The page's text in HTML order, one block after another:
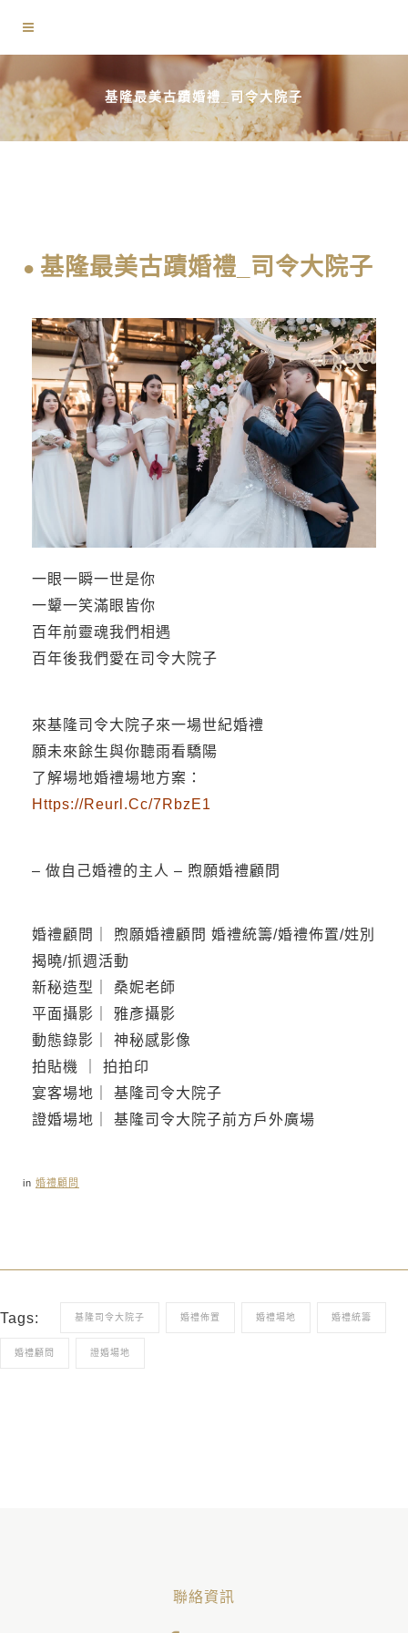
基隆最美古蹟婚禮_司令大院子
基隆最美古蹟婚禮_司令大院子
一眼一瞬一世是你
一顰一笑滿眼皆你
百年前靈魂我們相遇
百年後我們愛在司令大院子
來基隆司令大院子來一場世紀婚禮
願未來餘生與你聽雨看驕陽
了解場地婚禮場地方案：
Https://reurl.cc/7RbzE1
– 做自己婚禮的主人 – 煦願婚禮顧問
婚禮顧問｜ 煦願婚禮顧問 婚禮統籌/婚禮佈置/姓別
揭曉/抓週活動
新秘造型｜ 桑妮老師
平面攝影｜ 雅彥攝影
動態錄影｜ 神秘感影像
拍貼機 ｜ 拍拍印
宴客場地｜ 基隆司令大院子
證婚場地｜ 基隆司令大院子前方戶外廣場
in 婚禮顧問
Tags: 基隆司令大院子 婚禮佈置 婚禮場地 婚禮統籌
婚禮顧問 證婚場地
聯絡資訊